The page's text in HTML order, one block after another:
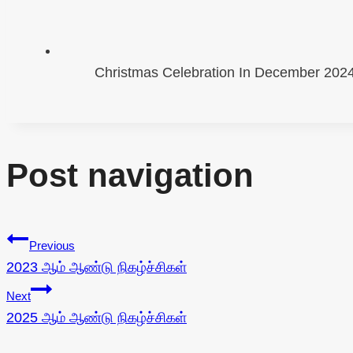
Christmas Celebration In December
Post navigation
Previous
2023 ஆம் ஆண்டு நிகழ்ச்சிகள்
Next
2025 ஆம் ஆண்டு நிகழ்ச்சிகள்